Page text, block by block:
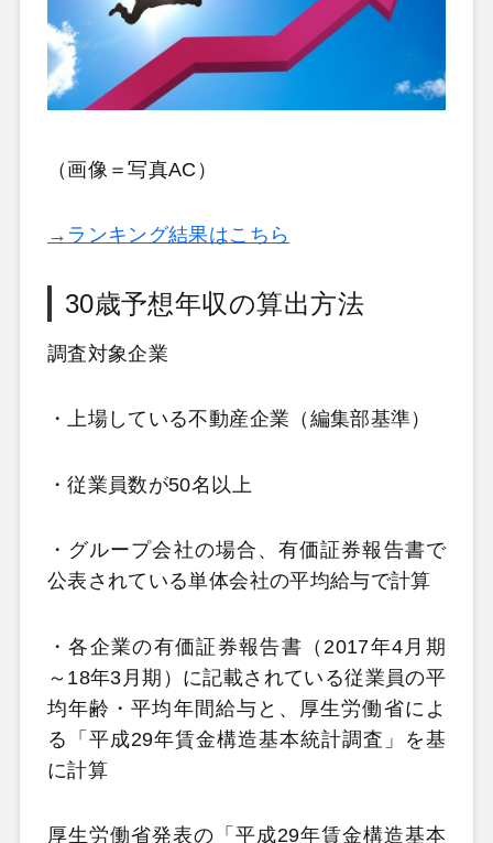
（画像＝写真AC）
→ランキング結果はこちら
30歳予想年収の算出方法
調査対象企業
・上場している不動産企業（編集部基準）
・従業員数が50名以上
・グループ会社の場合、有価証券報告書で
公表されている単体会社の平均給与で計算
・各企業の有価証券報告書（2017年4月期
～18年3月期）に記載されている従業員の平
均年齢・平均年間給与と、厚生労働省によ
る「平成29年賃金構造基本統計調査」を基
に計算
厚生労働省発表の「平成29年賃金構造基本